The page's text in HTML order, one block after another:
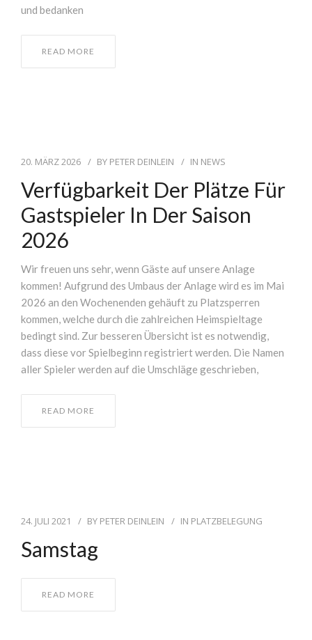
und bedanken
READ MORE
20. MÄRZ 2026 BY PETER DEINLEIN IN NEWS
Verfügbarkeit Der Plätze Für
Gastspieler In Der Saison
2026
Wir freuen uns sehr, wenn Gäste auf unsere Anlage
kommen! Aufgrund des Umbaus der Anlage wird es im Mai
2026 an den Wochenenden gehäuft zu Platzsperren
kommen, welche durch die zahlreichen Heimspieltage
bedingt sind. Zur besseren Übersicht ist es notwendig,
dass diese vor Spielbeginn registriert werden. Die Namen
aller Spieler werden auf die Umschläge geschrieben,
READ MORE
24. JULI 2021 BY PETER DEINLEIN IN PLATZBELEGUNG
Samstag
READ MORE